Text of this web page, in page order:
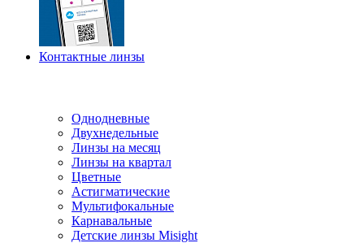
Контактные линзы
Однодневные
Двухнедельные
Линзы на месяц
Линзы на квартал
Цветные
Астигматические
Мультифокальные
Карнавальные
Детские линзы Misight